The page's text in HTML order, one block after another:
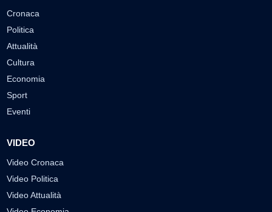
Cronaca
Politica
Attualità
Cultura
Economia
Sport
Eventi
VIDEO
Video Cronaca
Video Politica
Video Attualità